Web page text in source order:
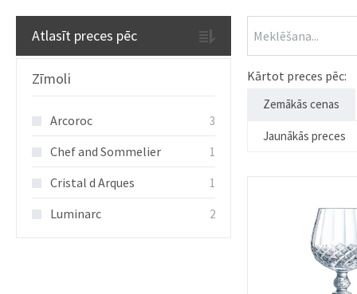
Atlasīt preces pēc
Zīmoli
Arcoroc 3
Chef and Sommelier 1
Cristal d Arques 1
Luminarc 2
Kārtot preces pēc:
Zemākās cenas
Jaunākās preces